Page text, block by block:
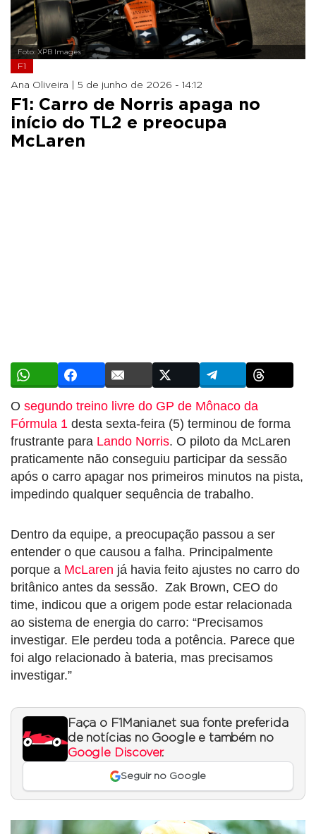
Foto: XPB Images
F1
Ana Oliveira | 5 de junho de 2026 - 14:12
F1: Carro de Norris apaga no
início do TL2 e preocupa
McLaren
O segundo treino livre do GP de Mônaco da
Fórmula 1 desta sexta-feira (5) terminou de forma
frustrante para Lando Norris. O piloto da McLaren
praticamente não conseguiu participar da sessão
após o carro apagar nos primeiros minutos na pista,
impedindo qualquer sequência de trabalho.
Dentro da equipe, a preocupação passou a ser
entender o que causou a falha. Principalmente
porque a McLaren já havia feito ajustes no carro do
britânico antes da sessão. Zak Brown, CEO do
time, indicou que a origem pode estar relacionada
ao sistema de energia do carro: “Precisamos
investigar. Ele perdeu toda a potência. Parece que
foi algo relacionado à bateria, mas precisamos
investigar.”
Faça o F1Mania.net sua fonte preferida
de notícias no Google e também no
Google Discover.
Seguir no Google